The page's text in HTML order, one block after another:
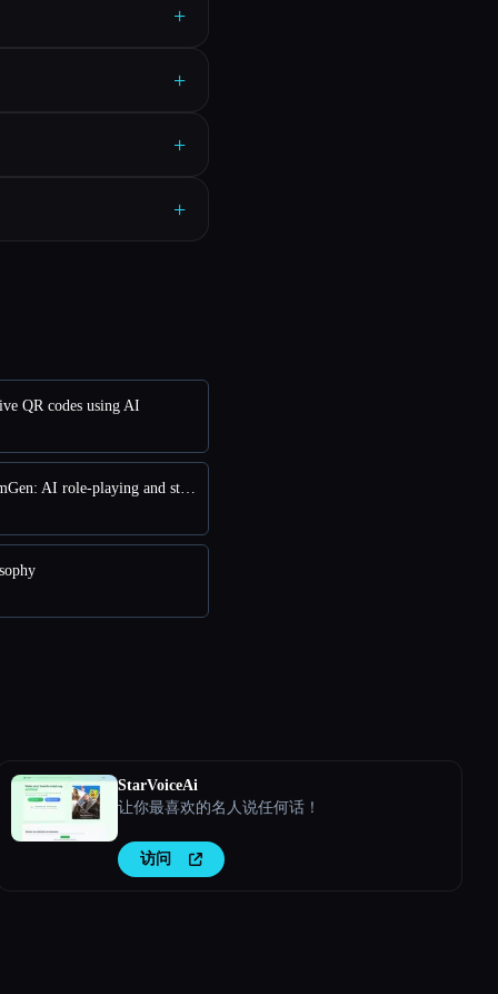
+
+
+
+
QR codes using AI
StarVoiceAi
让你最喜欢的名人说任何话！
访问